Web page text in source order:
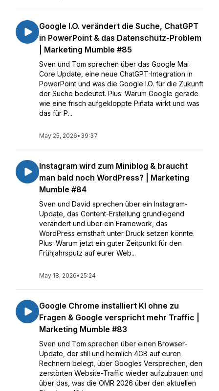
Google I.O. verändert die Suche, ChatGPT
in PowerPoint & das Datenschutz-Problem
| Marketing Mumble #85
Sven und Tom sprechen über das Google Mai
Core Update, eine neue ChatGPT-Integration in
PowerPoint und was die Google I.O. für die Zukunft
der Suche bedeutet. Plus: Warum Google gerade
wie eine frisch aufgekloppte Piñata wirkt und was
das für P...
May 25, 2026• 39:37
Instagram wird zum Miniblog & braucht
man bald noch WordPress? | Marketing
Mumble #84
Sven und David sprechen über ein Instagram-
Update, das Content-Erstellung grundlegend
verändert und über ein Framework, das
WordPress ernsthaft unter Druck setzen könnte.
Plus: Warum jetzt ein guter Zeitpunkt für den
Frühjahrsputz auf eurer Web...
May 18, 2026• 25:24
Google Chrome installiert KI ohne zu
Fragen & Google verspricht mehr Traffic |
Marketing Mumble #83
Sven und Tom sprechen über einen Browser-
Update, der still und heimlich 4GB auf euren
Rechnern belegt, über Googles Versprechen, den
zerstörten Website-Traffic wieder aufzubauen und
über das, was die OMR 2026 über den aktuellen